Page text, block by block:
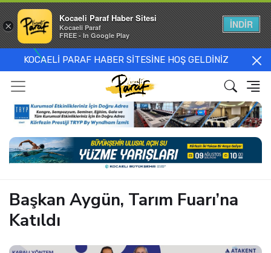
KOCAELİ PARAF HABER SİTESİNE HOŞ GELDİNİZ
Başkan Aygün, Tarım Fuarı’na
Katıldı
×
Kocaeli Paraf Haber Sitesi
Kocaeli Paraf
FREE - In Google Play
İNDİR